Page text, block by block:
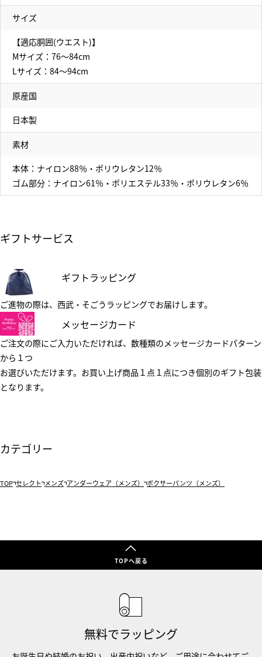
サイズ
【適応胴囲(ウエスト)】
Mサイズ：76～84cm
Lサイズ：84～94cm
原産国
日本製
素材
本体：ナイロン88％・ポリウレタン12％
ゴム部分：ナイロン61％・ポリエステル33％・ポリウレタン6％
ギフトサービス
ギフトラッピング
ご進物の際は、西武・そごうラッピングでお届けします。
メッセージカード
ご注文の際にご入力いただければ、数種類のメッセージカードパターン
から１つ
お選びいただけます。お買い上げ商品１点１点につき個別のギフト包装
となります。
カテゴリー
TOP セレクト メンズ アンダーウェア（メンズ） ボクサーパンツ（メンズ）
TOPへ戻る
無料でラッピング